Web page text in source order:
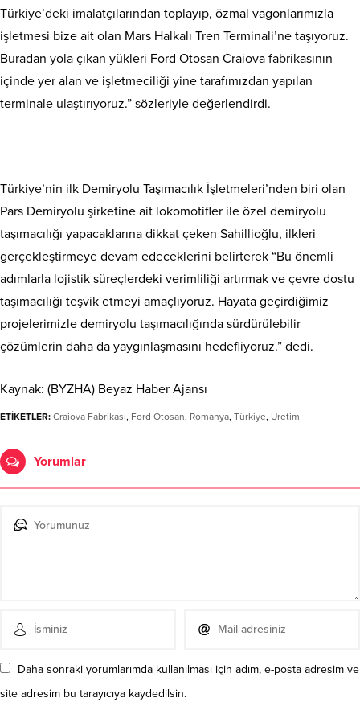
Türkiye’deki imalatçılarından toplayıp, özmal vagonlarımızla
işletmesi bize ait olan Mars Halkalı Tren Terminali’ne taşıyoruz.
Buradan yola çıkan yükleri Ford Otosan Craiova fabrikasının
içinde yer alan ve işletmeciliği yine tarafımızdan yapılan
terminale ulaştırıyoruz.” sözleriyle değerlendirdi.
Türkiye’nin ilk Demiryolu Taşımacılık İşletmeleri’nden biri olan
Pars Demiryolu şirketine ait lokomotifler ile özel demiryolu
taşımacılığı yapacaklarına dikkat çeken Sahillioğlu, ilkleri
gerçekleştirmeye devam edeceklerini belirterek “Bu önemli
adımlarla lojistik süreçlerdeki verimliliği artırmak ve çevre dostu
taşımacılığı teşvik etmeyi amaçlıyoruz. Hayata geçirdiğimiz
projelerimizle demiryolu taşımacılığında sürdürülebilir
çözümlerin daha da yaygınlaşmasını hedefliyoruz.” dedi.
Kaynak: (BYZHA) Beyaz Haber Ajansı
ETİKETLER: Craiova Fabrikası, Ford Otosan, Romanya, Türkiye, Üretim
Yorumlar
Daha sonraki yorumlarımda kullanılması için adım, e-posta adresim ve
site adresim bu tarayıcıya kaydedilsin.